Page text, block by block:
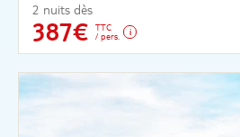
2 nuits dès
387€
TTC
/ pers.